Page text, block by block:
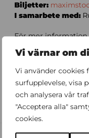
Vi värnar om
Vi använder
surfupplevelse, visa
och analysera vår
"Acceptera alla"
cookies.
Biljetter:
I samarbete med:
För mer
kontakta:
Åsa Veghed
072-24 569 14
Foto: Maria Östlin